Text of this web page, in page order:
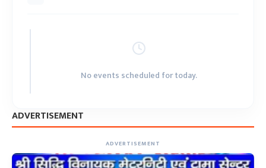
No events scheduled for today.
ADVERTISEMENT
ADVERTISEMENT